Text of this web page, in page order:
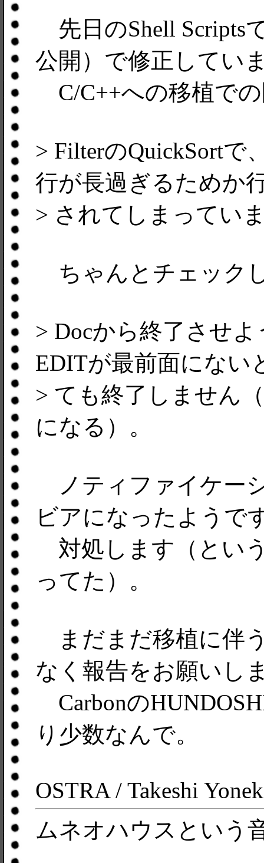
先日のShell Scripts
公開）で修正してい
C/C++への移植で
> FilterのQuickSortで
行が長過ぎるためか
> されてしまってい
ちゃんとチェック
> Docから終了させ
EDITが最前面にない
> ても終了しません
になる）。
ノティファイケー
ビアになったようで
対処します（とい
ってた）。
まだまだ移植に伴
なく報告をお願いし
Carbonの
り少数なんで。
OSTRA / Takeshi
ムネオハウスという